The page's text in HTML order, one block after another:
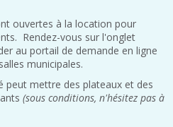
ouvertes à la location pour
Rendez-vous sur l'onglet
au portail de demande en ligne
municipales.
peut mettre des plateaux et des
(sous conditions, n'hésitez pas à